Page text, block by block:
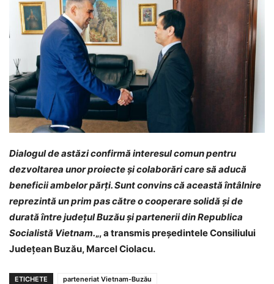
Dialogul de astăzi confirmă interesul comun pentru
dezvoltarea unor proiecte și colaborări care să aducă
beneficii ambelor părți. Sunt convins că această întâlnire
reprezintă un prim pas către o cooperare solidă și de
durată între județul Buzău și partenerii din Republica
Socialistă Vietnam.„, a transmis președintele Consiliului
Județean Buzău, Marcel Ciolacu.
ETICHETE
parteneriat Vietnam-Buzău